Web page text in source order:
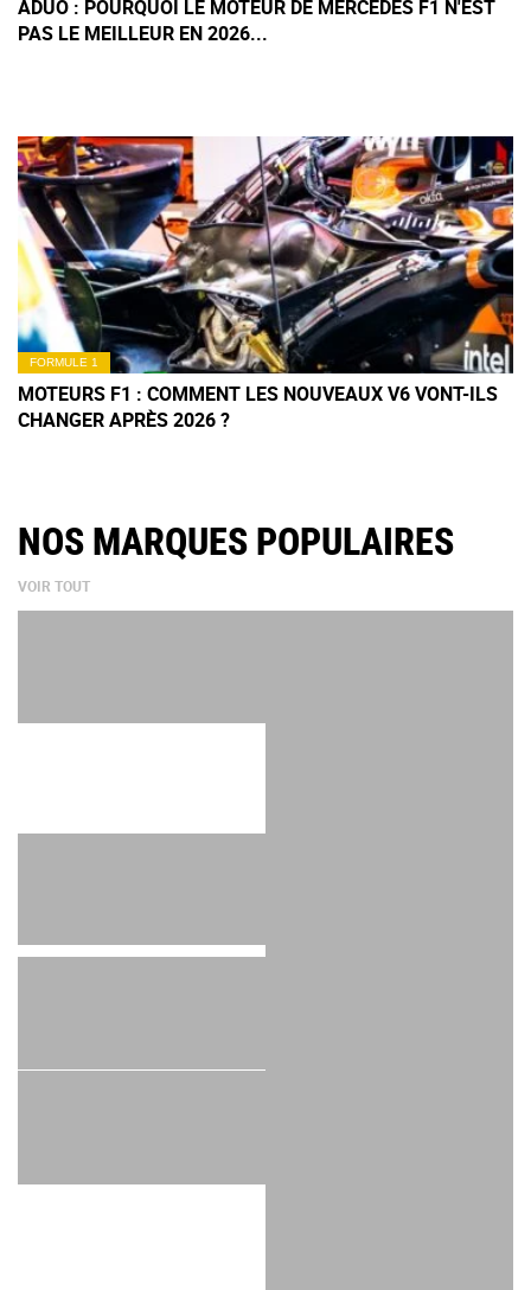
ADUO : POURQUOI LE MOTEUR DE MERCEDES F1 N'EST
PAS LE MEILLEUR EN 2026...
FORMULE 1
MOTEURS F1 : COMMENT LES NOUVEAUX V6 VONT-ILS
CHANGER APRÈS 2026 ?
NOS MARQUES POPULAIRES
VOIR TOUT